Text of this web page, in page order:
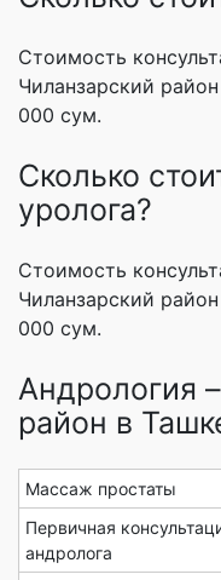
Стоимость
Чиланзарский
000 сум.
Сколько
уролога?
Стоимость
Чиланзарский
000 сум.
Андрология
район в
Массаж простаты
Первичная
андролога